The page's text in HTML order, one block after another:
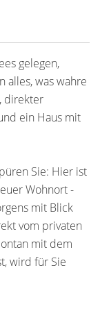
gelegen,
alles, was wahre
direkter
ein Haus mit
Sie: Hier ist
Wohnort -
mit Blick
vom privaten
mit dem
wird für Sie